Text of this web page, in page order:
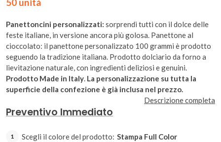
50 unità
Panettoncini personalizzati: sorprendi tutti con il dolce delle
feste italiane, in versione ancora più golosa. Panettone al
cioccolato: il panettone personalizzato 100 grammi è prodotto
seguendo la tradizione italiana. Prodotto dolciario da forno a
lievitazione naturale, con ingredienti deliziosi e genuini.
Prodotto Made in Italy. La personalizzazione su tutta la
superficie della confezione è già inclusa nel prezzo.
Descrizione completa
Preventivo Immediato
1 Scegli il colore del prodotto: Stampa Full Color